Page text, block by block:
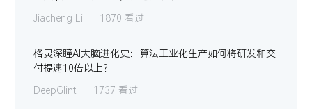
Jiacheng Li
1870 看过
格灵深瞳AI大脑进化史：算法工业化生产如何将研发和交
付提速10倍以上？
DeepGlint
1737 看过